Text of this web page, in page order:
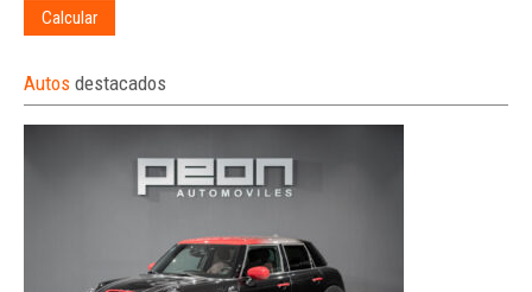
Calcular
Autos destacados